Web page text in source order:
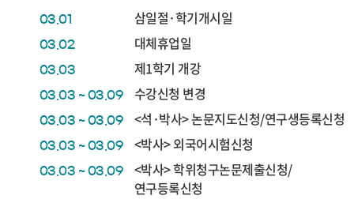
03.01 삼일절·학기개시일
03.02 대체휴업일
03.03 제1학기 개강
03.03 ~ 03.09 수강신청 변경
03.03 ~ 03.09 <석·박사> 논문지도신청/연구생등록신청
03.03 ~ 03.09 <박사> 외국어시험신청
03.03 ~ 03.09
<박사> 학위청구논문제출신청/
연구등록신청